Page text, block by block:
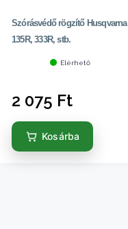
Szórásvédő rögzítő Husqvarna
135R, 333R, stb.
Elérhető
2 075 Ft
Kosárba